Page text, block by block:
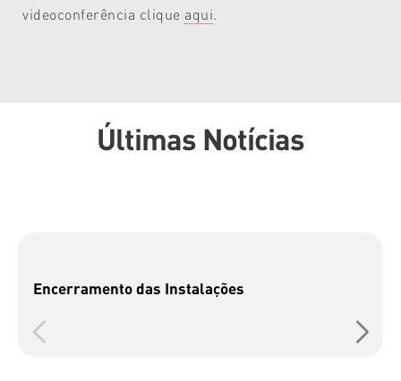
videoconferência clique aqui.
Últimas Notícias
Encerramento das Instalações